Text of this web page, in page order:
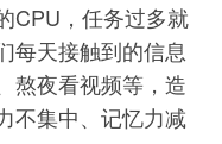
CPU，任务过多就
每天接触到的信息
熬夜看视频等，造
不集中、记忆力减